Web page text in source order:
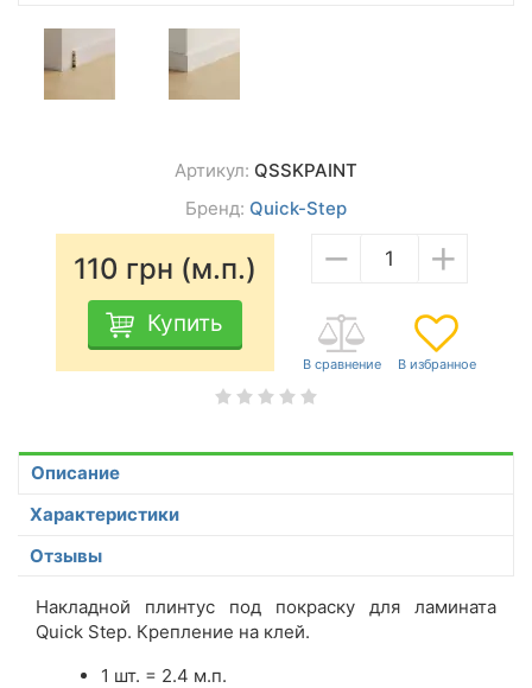
Артикул: QSSKPAINT
Бренд: Quick-Step
110 грн (м.п.)
Купить
− +
Описание
Характеристики
Отзывы
Накладной плинтус под покраску для ламината
Quick Step. Крепление на клей.
1 шт. = 2.4 м.п.